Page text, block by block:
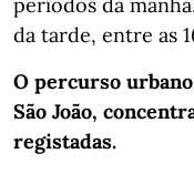
da tarde, entre as
O percurso
São João,
registadas.